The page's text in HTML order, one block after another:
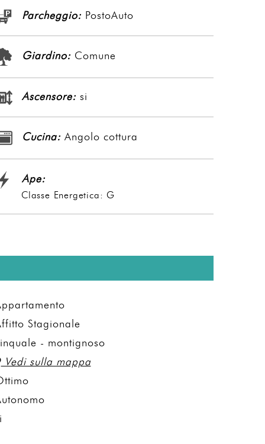
Parcheggio: PostoAuto
Giardino: Comune
Ascensore: si
Cucina: Angolo cottura
Ape:
Classe Energetica: G
Stagionale
- montignoso
Vedi sulla mappa